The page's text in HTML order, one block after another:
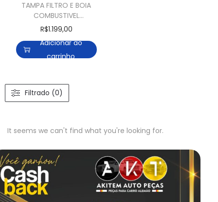
TAMPA FILTRO E BOIA
COMBUSTIVEL
MERCEDES C180 CGI
KOMPRESSOR E250
R$1.199,00
Adicionar ao
carrinho
Filtrado (0)
It seems we can't find what you're looking for.